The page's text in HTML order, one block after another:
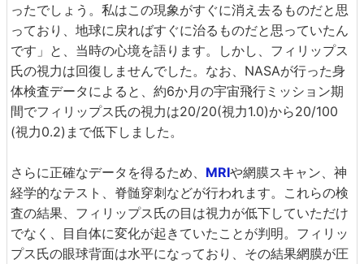
ったでしょう。私はこの現象がすぐに消え去るものだと思
っており、地球に戻ればすぐに治るものだと思っていたん
です」と、当時の心境を語ります。しかし、フィリップス
氏の視力は回復しませんでした。なお、NASAが行った身
体検査データによると、約6か月の宇宙飛行ミッション期
間でフィリップス氏の視力は20/20(視力1.0)から20/100
(視力0.2)まで低下しました。
さらに正確なデータを得るため、 MRIや網膜スキャン、神
経学的なテスト、脊髄穿刺などが行われます。これらの検
査の結果、フィリップス氏の目は視力が低下していただけ
でなく、目自体に変化が起きていたことが判明。フィリッ
プス氏の眼球背面は水平になっており、その結果網膜が圧